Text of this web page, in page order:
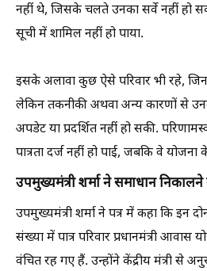
नहीं थे, जिसके चलते उनका सर्वे नहीं हो
सूची में शामिल नहीं हो पाया.
इसके अलावा कुछ ऐसे परिवार भी रहे,
लेकिन तकनीकी अथवा अन्य कारणों से
अपडेट या प्रदर्शित नहीं हो सकी.
पात्रता दर्ज नहीं हो पाई, जबकि वे योजना
उपमुख्यमंत्री शर्मा ने समाधान
उपमुख्यमंत्री शर्मा ने पत्र में कहा कि इन
संख्या में पात्र परिवार प्रधानमंत्री आवास
वंचित रह गए हैं. उन्होंने केंद्रीय मंत्री से